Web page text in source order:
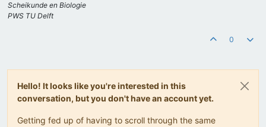
Scheikunde en Biologie
PWS TU Delft
0
Hello! It looks like you're interested in this
conversation, but you don't have an account yet.
Getting fed up of having to scroll through the same